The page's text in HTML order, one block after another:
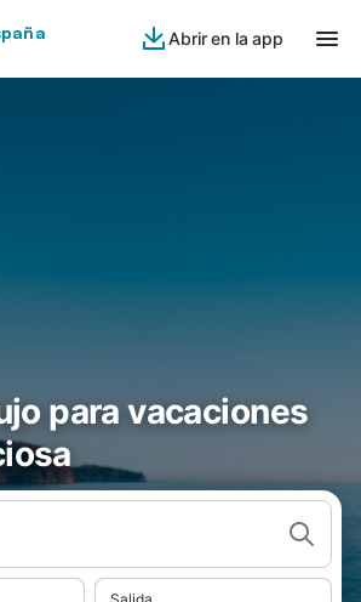
Abrir en la app
para vacaciones